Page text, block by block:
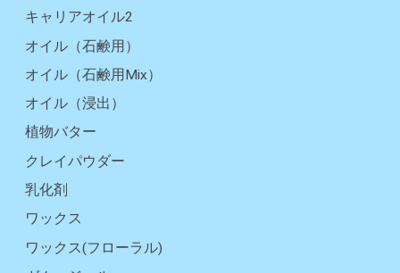
キャリアオイル2
オイル（石鹸用）
オイル（石鹸用Mix）
オイル（浸出）
植物バター
クレイパウダー
乳化剤
ワックス
ワックス(フローラル)